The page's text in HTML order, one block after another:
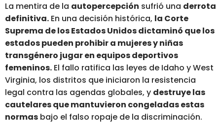
La mentira de la autopercepción sufrió una derrota
definitiva. En una decisión histórica, la Corte
Suprema de los Estados Unidos dictaminó que los
estados pueden prohibir a mujeres y niñas
transgénero jugar en equipos deportivos
femeninos. El fallo ratifica las leyes de Idaho y West
Virginia, los distritos que iniciaron la resistencia
legal contra las agendas globales, y destruye las
cautelares que mantuvieron congeladas estas
normas bajo el falso ropaje de la discriminación.